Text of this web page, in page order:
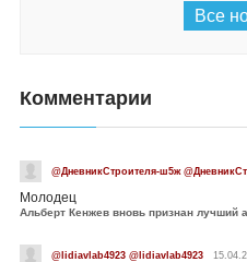
Все
Комментарии
@ДневникСтроителя-ш5ж
Молодец
Альберт Кенжев вновь признан лучший
@lidiavlab4923 @lidiavlab4923